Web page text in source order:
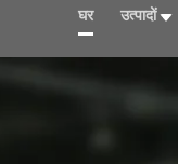
घर उत्पादों